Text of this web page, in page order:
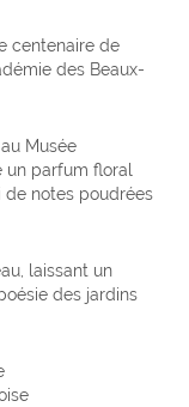
centenaire de
des Beaux-
au Musée
un parfum floral
de notes poudrées
laissant un
des jardins